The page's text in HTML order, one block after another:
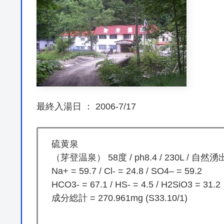
最終入湯日 ： 2006-7/17
硫黄泉
（芽登温泉） 58度 / ph8.4 / 230L / 自然湧
Na+ = 59.7 / Cl- = 24.8 / SO4– = 59.2
HCO3- = 67.1 / HS- = 4.5 / H2SiO3 = 31.2
成分総計 = 270.961mg (S33.10/1)